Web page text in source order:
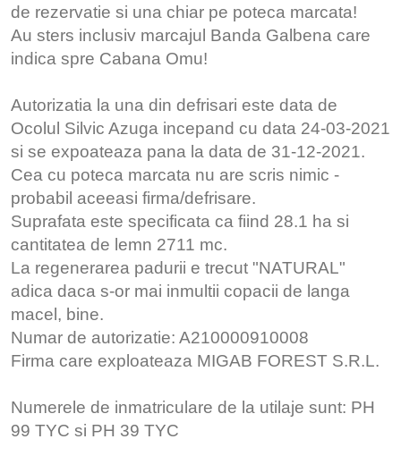
de rezervatie si una chiar pe poteca marcata!
Au sters inclusiv marcajul Banda Galbena care
indica spre Cabana Omu!
Autorizatia la una din defrisari este data de
Ocolul Silvic Azuga incepand cu data 24-03-2021
si se expoateaza pana la data de 31-12-2021.
Cea cu poteca marcata nu are scris nimic -
probabil aceeasi firma/defrisare.
Suprafata este specificata ca fiind 28.1 ha si
cantitatea de lemn 2711 mc.
La regenerarea padurii e trecut "NATURAL"
adica daca s-or mai inmultii copacii de langa
macel, bine.
Numar de autorizatie: A210000910008
Firma care exploateaza MIGAB FOREST S.R.L.
Numerele de inmatriculare de la utilaje sunt: PH
99 TYC si PH 39 TYC